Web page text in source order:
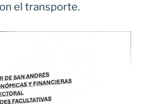
el transporte.